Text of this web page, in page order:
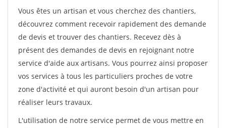
Vous êtes un artisan et vous cherchez des chantiers,
découvrez comment recevoir rapidement des demande
de devis et trouver des chantiers. Recevez dès à
présent des demandes de devis en rejoignant notre
service d'aide aux artisans. Vous pourrez ainsi proposer
vos services à tous les particuliers proches de votre
zone d'activité et qui auront besoin d'un artisan pour
réaliser leurs travaux.
L'utilisation de notre service permet de vous mettre en